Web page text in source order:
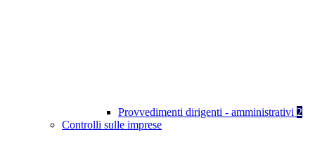
Provvedimenti dirigenti - amministrativi 2
Controlli sulle imprese